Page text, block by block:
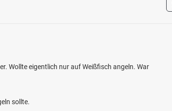
Wollte eigentlich nur auf Weißfisch angeln. War
sollte.